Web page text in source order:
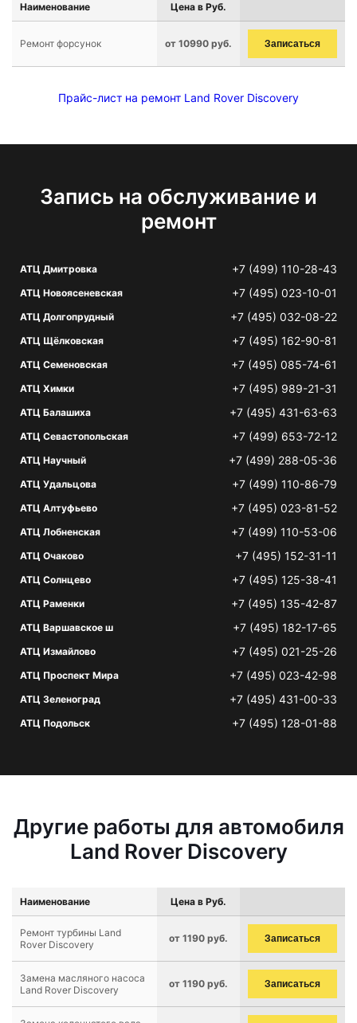
Наименование Цена в Руб.
Ремонт форсунок от 10990 руб. Записаться
Прайс-лист на ремонт Land Rover Discovery
Запись на обслуживание и
ремонт
АТЦ Дмитровка +7 (499) 110-28-43
АТЦ Новоясеневская +7 (495) 023-10-01
АТЦ Долгопрудный +7 (495) 032-08-22
АТЦ Щёлковская +7 (495) 162-90-81
АТЦ Семеновская +7 (495) 085-74-61
АТЦ Химки +7 (495) 989-21-31
АТЦ Балашиха +7 (495) 431-63-63
АТЦ Севастопольская +7 (499) 653-72-12
АТЦ Научный +7 (499) 288-05-36
АТЦ Удальцова +7 (499) 110-86-79
АТЦ Алтуфьево +7 (495) 023-81-52
АТЦ Лобненская +7 (499) 110-53-06
АТЦ Очаково +7 (495) 152-31-11
АТЦ Солнцево +7 (495) 125-38-41
АТЦ Раменки +7 (495) 135-42-87
АТЦ Варшавское ш +7 (495) 182-17-65
АТЦ Измайлово +7 (495) 021-25-26
АТЦ Проспект Мира +7 (495) 023-42-98
АТЦ Зеленоград +7 (495) 431-00-33
АТЦ Подольск +7 (495) 128-01-88
Другие работы для автомобиля
Land Rover Discovery
Наименование Цена в Руб.
Ремонт турбины Land
Rover Discovery
от 1190 руб. Записаться
Замена масляного насоса
Land Rover Discovery
от 1190 руб. Записаться